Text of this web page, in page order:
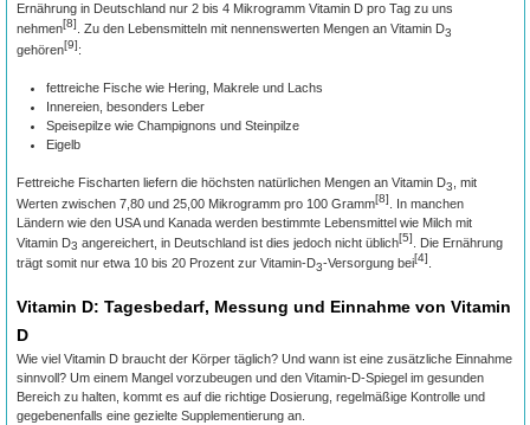
Ernährung in Deutschland nur 2 bis 4 Mikrogramm Vitamin D pro Tag zu uns
nehmen[8] . Zu den Lebensmitteln mit nennenswerten Mengen an Vitamin D3
gehören[9]:
fettreiche Fische wie Hering, Makrele und Lachs
Innereien, besonders Leber
Speisepilze wie Champignons und Steinpilze
Eigelb
Fettreiche Fischarten liefern die höchsten natürlichen Mengen an Vitamin D3
, mit
Werten zwischen 7,80 und 25,00 Mikrogramm pro 100 Gramm[8]
. In manchen
Ländern wie den USA und Kanada werden bestimmte Lebensmittel wie Milch mit
Vitamin D3 angereichert, in Deutschland ist dies jedoch nicht üblich[5]
. Die Ernährung
trägt somit nur etwa 10 bis 20 Prozent zur Vitamin-D3-Versorgung bei[4]
Vitamin D: Tagesbedarf, Messung und Einnahme von Vitamin
D
Wie viel Vitamin D braucht der Körper täglich? Und wann ist eine zusätzliche Einnahme
sinnvoll? Um einem Mangel vorzubeugen und den Vitamin-D-Spiegel im gesunden
Bereich zu halten, kommt es auf die richtige Dosierung, regelmäßige Kontrolle und
gegebenenfalls eine gezielte Supplementierung an.